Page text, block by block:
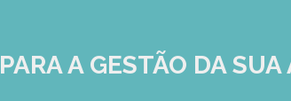
PARA A GESTÃO DA